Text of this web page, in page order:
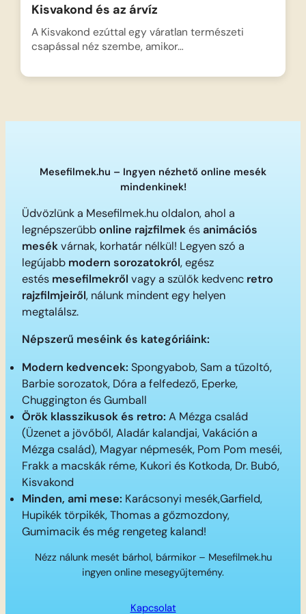
Kisvakond és az árvíz
A Kisvakond ezúttal egy váratlan természeti
csapással néz szembe, amikor…
Mesefilmek.hu – Ingyen nézhető online mesék
mindenkinek!
Üdvözlünk a Mesefilmek.hu oldalon, ahol a
legnépszerűbbonline rajzfilmekésanimációs
mesékvárnak, korhatár nélkül! Legyen szó a
legújabb modern sorozatokról, egész
estés mesefilmekről vagy a szülők kedvenc retro
rajzfilmjeiről, nálunk mindent egy helyen
megtalálsz.
Népszerű meséink és kategóriáink:
Modern kedvencek: Spongyabob, Sam a tűzoltó,
Barbie sorozatok, Dóra a felfedező, Eperke,
Chuggington és Gumball
Örök klasszikusok és retro: A Mézga család
(Üzenet a jövőből, Aladár kalandjai, Vakáción a
Mézga család), Magyar népmesék, Pom Pom meséi,
Frakk a macskák réme, Kukori és Kotkoda, Dr. Bubó,
Kisvakond
Minden, ami mese: Karácsonyi mesék,Garfield,
Hupikék törpikék, Thomas a gőzmozdony,
Gumimacik és még rengeteg kaland!
Nézz nálunk mesét bárhol, bármikor – Mesefilmek.hu
ingyen online mesegyűjtemény.
Kapcsolat